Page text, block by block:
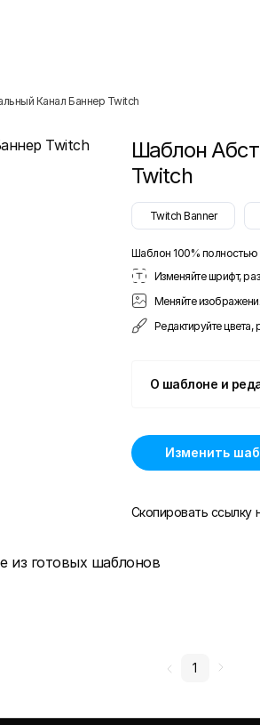
Канал Баннер Twitch
Шаблон
Twitch
Twitch Banner
Шаблон 100% полностью
Изменяйте шрифт,
Меняйте
Редактируйте
О шаблоне и
Изменить
Скопировать ссылку
из готовых шаблонов
1